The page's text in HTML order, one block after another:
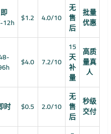
即
12h $1.2 4.0/10
无
售
后
批量
优惠
$4.0 7.2/10
15
天
补
量
高质
量真
人
时 $0.5 2.0/10
无
售
后
秒级
交付